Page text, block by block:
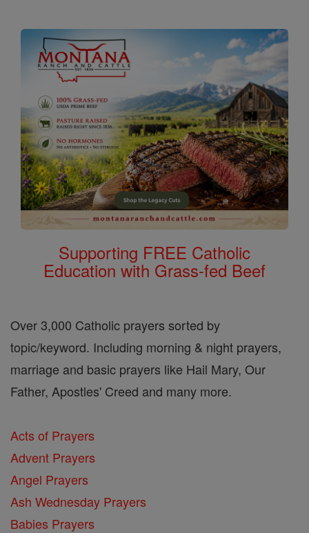
Supporting FREE Catholic
Education with Grass-fed Beef
Over 3,000 Catholic prayers sorted by
topic/keyword. Including morning & night prayers,
marriage and basic prayers like Hail Mary, Our
Father, Apostles' Creed and many more.
Acts of Prayers
Advent Prayers
Angel Prayers
Ash Wednesday Prayers
Babies Prayers